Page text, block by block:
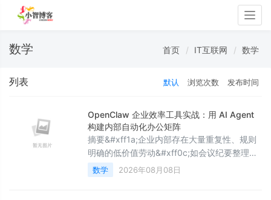
数学 首页 IT互联网 数学
列表 默认 浏览次数 发布时间
OpenClaw 企业效率工具实战：用 AI Agent
构建内部自动化办公矩阵
摘要&#xff1a;企业内部存在大量重复性、规则
明确的低价值劳动&#xff0c;如会议纪要整理、
周报撰写、知识库查询和审批流转。本文以
OpenClaw AI Agent 平台为核心&#xff0c;系统
数学 2026年08月08日